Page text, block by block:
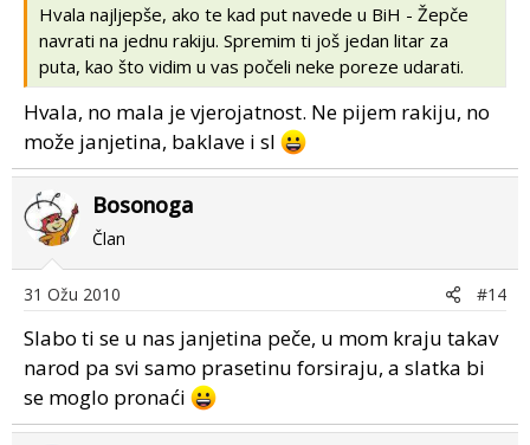
Hvala najljepše, ako te kad put navede u BiH - Žepče
navrati na jednu rakiju. Spremim ti još jedan litar za
puta, kao što vidim u vas počeli neke poreze udarati.
Hvala, no mala je vjerojatnost. Ne pijem rakiju, no
može janjetina, baklave i sl
Bosonoga
Član
31 Ožu 2010 #14
Slabo ti se u nas janjetina peče, u mom kraju takav
narod pa svi samo prasetinu forsiraju, a slatka bi
se moglo pronaći